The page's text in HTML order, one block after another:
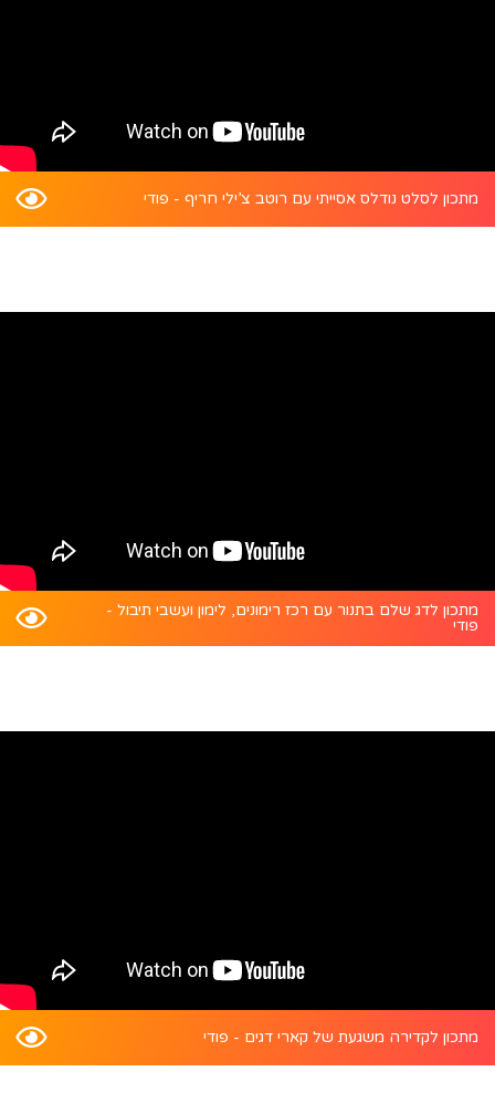
מתכון לסלט נודלס אסייתי עם רוטב צ’ילי חריף - פודי
מתכון לדג שלם בתנור עם רכז רימונים, לימון ועשבי תיבול -
פודי
מתכון לקדירה משגעת של קארי דגים - פודי